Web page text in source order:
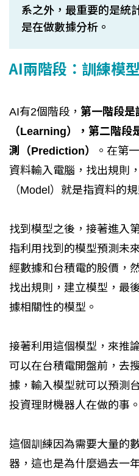
系之外，最重要的是統
是在做數據分析。
AI兩階段：訓練模
AI有2個階段， 第一階段
（Learning），第二階
測（Prediction）
。在第
資料輸入電腦，找出規則
（Model）就是指資料的規
找到模型之後，接著進入
指利用找到的模型預測未
經數據和台積電的股價，
找出規則，建立模型，最
據相關性的模型。
接著利用這個模型，來推
可以在台積電開盤前，去
據，輸入模型就可以預測
投資理財機器人在做的事。
這個訓練因為需要大量的
器，這也是為什麼過去一